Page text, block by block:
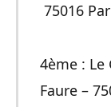
75016
4ème : Le
Faure –